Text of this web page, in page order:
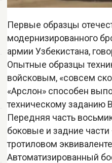
Первые образцы
модернизированного
армии Узбекистана,
Опытные образцы
войсковым, «совсем
«Арслон» способен
техническому заданию
Передняя часть
боковые и задние
тротиловом
Автоматизированный